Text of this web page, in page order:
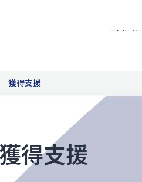
獲得支援
得支援